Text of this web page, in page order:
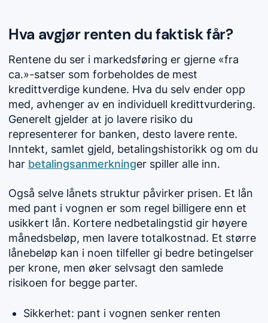
Hva avgjør renten du faktisk får?
Rentene du ser i markedsføring er gjerne «fra
ca.»-satser som forbeholdes de mest
kredittverdige kundene. Hva du selv ender opp
med, avhenger av en individuell kredittvurdering.
Generelt gjelder at jo lavere risiko du
representerer for banken, desto lavere rente.
Inntekt, samlet gjeld, betalingshistorikk og om du
har betalingsanmerkninger spiller alle inn.
Også selve lånets struktur påvirker prisen. Et lån
med pant i vognen er som regel billigere enn et
usikkert lån. Kortere nedbetalingstid gir høyere
månedsbeløp, men lavere totalkostnad. Et større
lånebeløp kan i noen tilfeller gi bedre betingelser
per krone, men øker selvsagt den samlede
risikoen for begge parter.
Sikkerhet: pant i vognen senker renten